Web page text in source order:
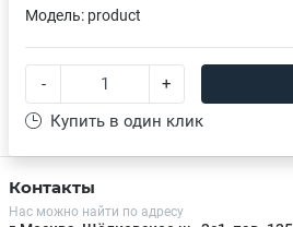
Модель: product
- +
Купить в один клик
Контакты
Нас можно найти по адресу